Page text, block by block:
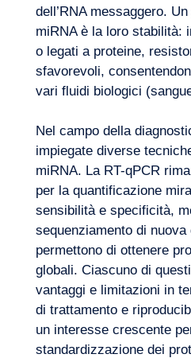
La nostra avventura
dell’RNA messaggero.
miRNA è la loro stabilità:
o legati a proteine,
sfavorevoli,
vari fluidi biologici
Nel campo della
impiegate diverse
miRNA. La RT-qPCR
per la quantificazione
sensibilità e specificità,
sequenziamento di
permettono di ottenere
globali. Ciascuno di
vantaggi e limitazioni in
di trattamento e
un interesse crescente
standardizzazione dei